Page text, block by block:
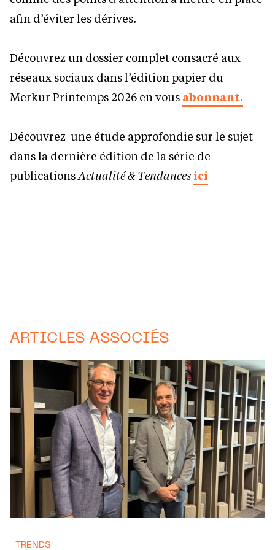
afin d’éviter les dérives.
Découvrez un dossier complet consacré aux
réseaux sociaux dans l’édition papier du
Merkur Printemps 2026 en vous abonnant.
Découvrez une étude approfondie sur le sujet
dans la dernière édition de la série de
publicationsActualité & Tendances ici
ARTICLES ASSOCIÉS
TRENDS